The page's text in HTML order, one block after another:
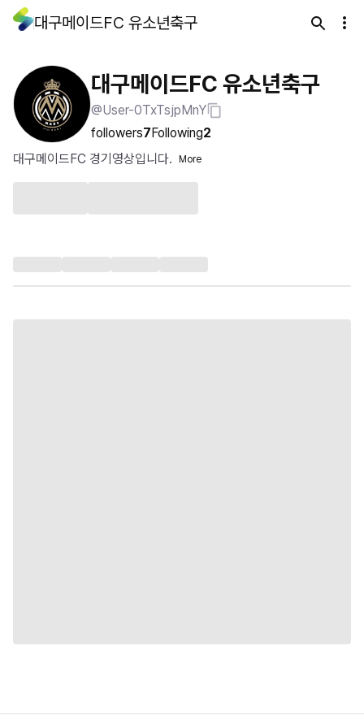
대구메이드FC 유소년축구
대구메이드FC 유소년축구
@User-0TxTsjpMnY
followers7Following2
대구메이드FC 경기영상입니다.
More